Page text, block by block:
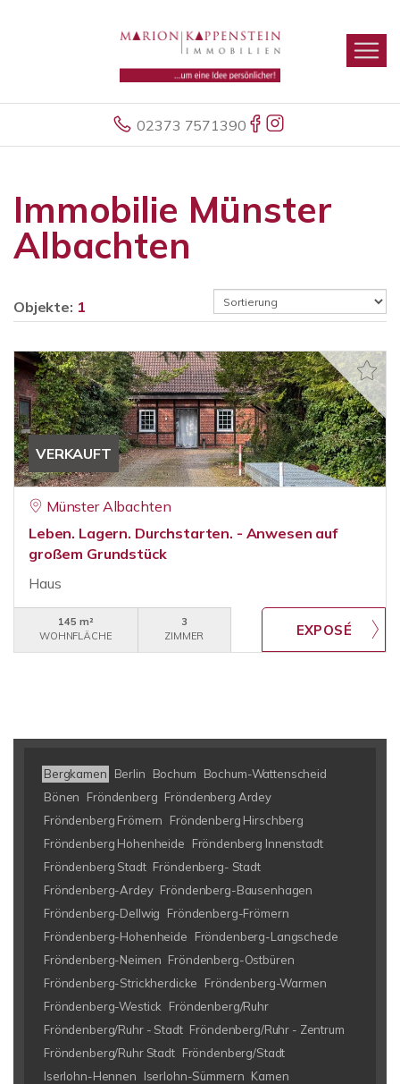
02373 7571390
Immobilie Münster
Albachten
Objekte: 1
VERKAUFT
Münster Albachten
Leben. Lagern. Durchstarten. - Anwesen auf
großem Grundstück
Haus
145 m²
WOHNFLÄCHE
3
ZIMMER
Bergkamen Berlin Bochum
Bochum-Wattenscheid
Bönen
Fröndenberg Fröndenberg Ardey
Fröndenberg Frömern
Fröndenberg Hirschberg
Fröndenberg Hohenheide
Fröndenberg Innenstadt
Fröndenberg Stadt Fröndenberg- Stadt
Fröndenberg-Ardey Fröndenberg-Bausenhagen
Fröndenberg-Dellwig
Fröndenberg-Frömern
Fröndenberg-Hohenheide
Fröndenberg-Langschede
Fröndenberg-Neimen Fröndenberg-Ostbüren
Fröndenberg-Strickherdicke
Fröndenberg-Warmen
Fröndenberg-Westick
Fröndenberg/Ruhr
Fröndenberg/Ruhr - Stadt Fröndenberg/Ruhr - Zentrum
Fröndenberg/Ruhr Stadt Fröndenberg/Stadt
Iserlohn-Hennen
Iserlohn-Sümmern Kamen